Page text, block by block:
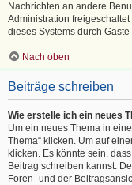
Nachrichten an andere
Administration
dieses Systems durch
Nach oben
Beiträge schreiben
Wie erstelle ich ein neues
Um ein neues Thema in
Thema“ klicken. Um auf
klicken. Es könnte sein,
Beitrag schreiben kannst.
Foren- und der